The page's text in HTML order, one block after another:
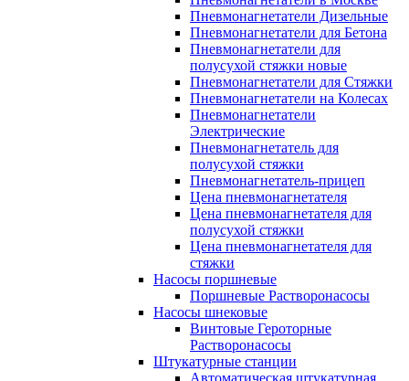
Пневмонагнетатели Дизельные
Пневмонагнетатели для Бетона
Пневмонагнетатели для
полусухой стяжки новые
Пневмонагнетатели для Стяжки
Пневмонагнетатели на Колесах
Пневмонагнетатели
Электрические
Пневмонагнетатель для
полусухой стяжки
Пневмонагнетатель-прицеп
Цена пневмонагнетателя
Цена пневмонагнетателя для
полусухой стяжки
Цена пневмонагнетателя для
стяжки
Насосы поршневые
Поршневые Растворонасосы
Насосы шнековые
Винтовые Героторные
Растворонасосы
Штукатурные станции
Автоматическая штукатурная